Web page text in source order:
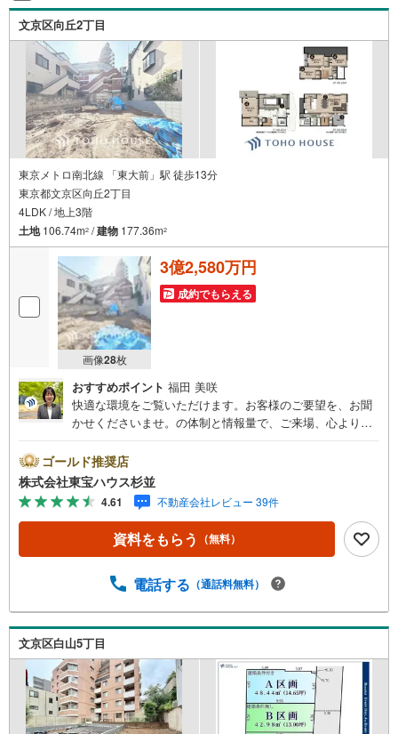
文京区向丘2丁目
東京メトロ南北線 「東大前」駅 徒歩13分
東京都文京区向丘2丁目
4LDK / 地上3階
土地106.74m2 /建物 177.36m2
画像28枚
3億2,580万円
成約でもらえる
おすすめポイント 福田 美咲
快適な環境をご覧いただけます。お客様のご要望を、お聞
かせくださいませ。の体制と情報量で、ご来場、心よりお
「未来カレンダー」のご提案。・ 未来に起こるであろうご
自宅リフォームをオンライン上でご提案「ミラカレクラ
ブ」。・ 不動産売却時、ご自宅を綺麗にかつ瀟洒にさせる
CG加工ホームステイジングサービス。・ 購入者様へ、税
理士による確定申告の無料セミナーをご招待いたします。
◆ご予約に際して◆日時のご希望をお伝えください。（も
（居住中物件）の手配が必要な場合がございますのでご容
案内が可能となりますのでお手数ですがご一報ください。
◆物件のご案内は◆弊社へのご来社、お客様宅へのお迎
え・最寄駅での待ち合わせ、物件周辺のコンビニ等でお待
ち合わせなど、ご希望をお伝えください。ご希望条件をお
伝え頂けましたら、ご見学希望物件以外の資料も用意して
参ります。もちろん他の物件も併せてご案内させていただ
きます。
ゴールド推奨店
株式会社東宝ハウス杉並
4.61 不動産会社レビュー 39件
資料をもらう （無料）
電話する （通話料無料）
文京区白山5丁目